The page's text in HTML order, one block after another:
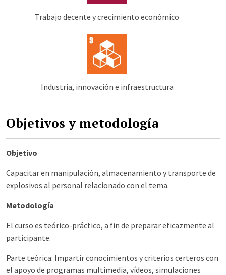
Trabajo decente y crecimiento económico
Industria, innovación e infraestructura
Objetivos y metodología
Objetivo
Capacitar en manipulación, almacenamiento y transporte de
explosivos al personal relacionado con el tema.
Metodología
El curso es teórico-práctico, a fin de preparar eficazmente al
participante.
Parte teórica: Impartir conocimientos y criterios certeros con
el apoyo de programas multimedia, vídeos, simulaciones